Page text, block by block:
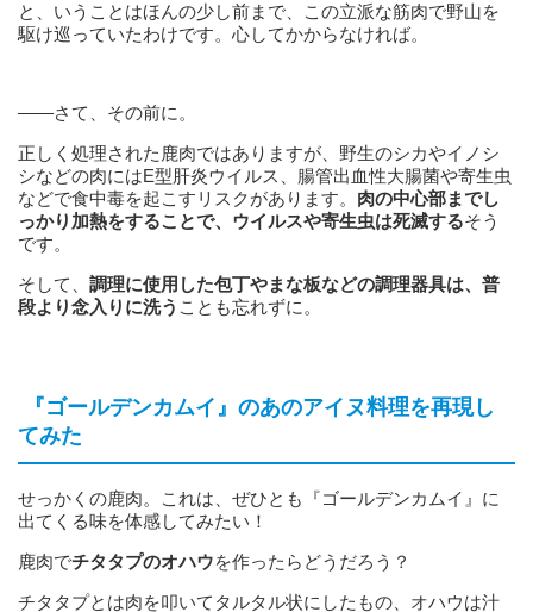
と、いうことはほんの少し前まで、この立派な筋肉で野山を
駆け巡っていたわけです。心してかからなければ。
——さて、その前に。
正しく処理された鹿肉ではありますが、野生のシカやイノシ
シなどの肉にはE型肝炎ウイルス、腸管出血性大腸菌や寄生虫
などで食中毒を起こすリスクがあります。 肉の中心部までし
っかり加熱をすることで、ウイルスや寄生虫は死滅するそう
です。
そして、 調理に使用した包丁やまな板などの調理器具は、普
段より念入りに洗う ことも忘れずに。
『ゴールデンカムイ』のあのアイヌ料理を再現し
てみた
せっかくの鹿肉。これは、ぜひとも『ゴールデンカムイ』に
出てくる味を体感してみたい！
鹿肉でチタタプのオハウを作ったらどうだろう？
チタタプとは肉を叩いてタルタル状にしたもの、オハウは汁